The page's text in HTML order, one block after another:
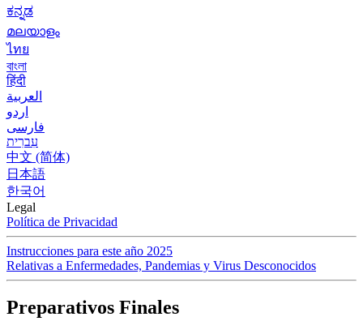
ಕನ್ನಡ
മലയാളം
ไทย
বাংলা
हिंदी
العربية
اردو
فارسی
עִברִית
中文 (简体)
日本語
한국어
Legal
Política de Privacidad
Instrucciones para este año 2025
Relativas a Enfermedades, Pandemias y Virus Desconocidos
Preparativos Finales